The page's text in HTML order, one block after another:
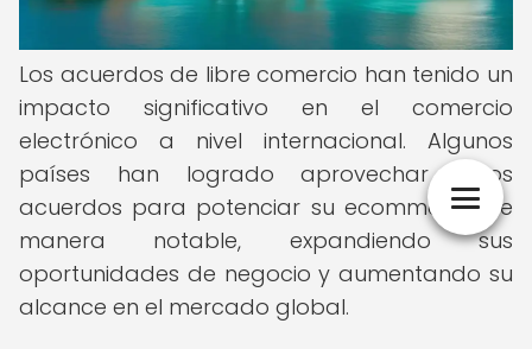
Los acuerdos de libre comercio han tenido un
impacto significativo en el comercio
electrónico a nivel internacional. Algunos
países han logrado aprovechar estos
acuerdos para potenciar su ecommerce de
manera notable, expandiendo sus
oportunidades de negocio y aumentando su
alcance en el mercado global.